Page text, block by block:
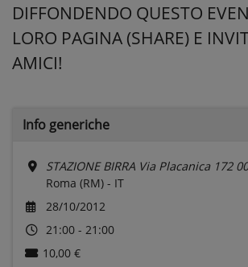
DIFFONDENDO QUESTO
LORO PAGINA (SHARE) E
AMICI!
Info generiche
STAZIONE BIRRA Via Placanica 172
Roma (RM) - IT
28/10/2012
21:00 - 21:00
10,00 €